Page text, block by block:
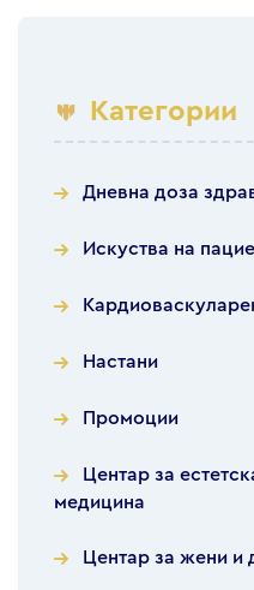
Категории
Дневна доза
Искуства на
Настани
Промоции
Центар за
медицина
Центар за жени и